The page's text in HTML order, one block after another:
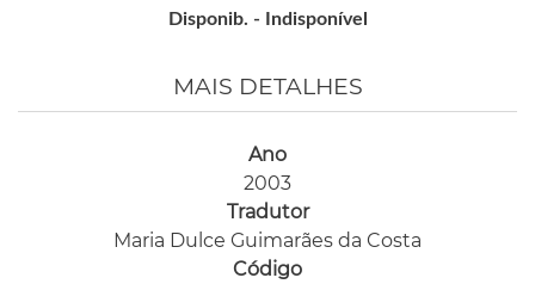
Disponib. -
Indisponível
MAIS DETALHES
Ano
2003
Tradutor
Maria Dulce Guimarães da Costa
Código